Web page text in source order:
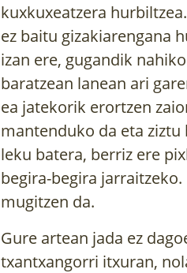
kuxkuxeatzera
ez baitu gizakiarengana
izan ere, gugandik
baratzean lanean ari
ea jatekorik erortzen
mantenduko da eta
leku batera, berriz ere
begira-begira
mugitzen da.
Gure artean jada ez
txantxangorri itxuran,